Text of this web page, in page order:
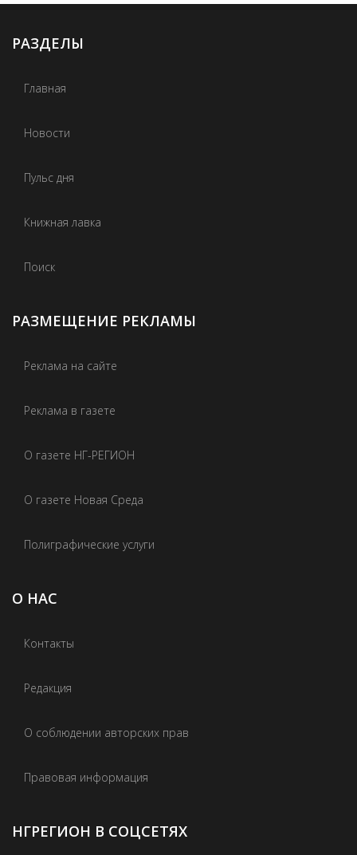
РАЗДЕЛЫ
Главная
Новости
Пульс дня
Книжная лавка
Поиск
РАЗМЕЩЕНИЕ РЕКЛАМЫ
Реклама на сайте
Реклама в газете
О газете НГ-РЕГИОН
О газете Новая Среда
Полиграфические услуги
О НАС
Контакты
Редакция
О соблюдении авторских прав
Правовая информация
НГРЕГИОН В СОЦСЕТЯХ